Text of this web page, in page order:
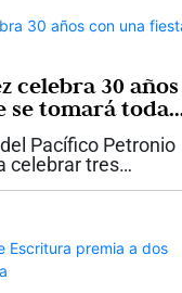
celebra 30 años
se tomará toda
Pacífico Petronio
celebrar tres
una programación